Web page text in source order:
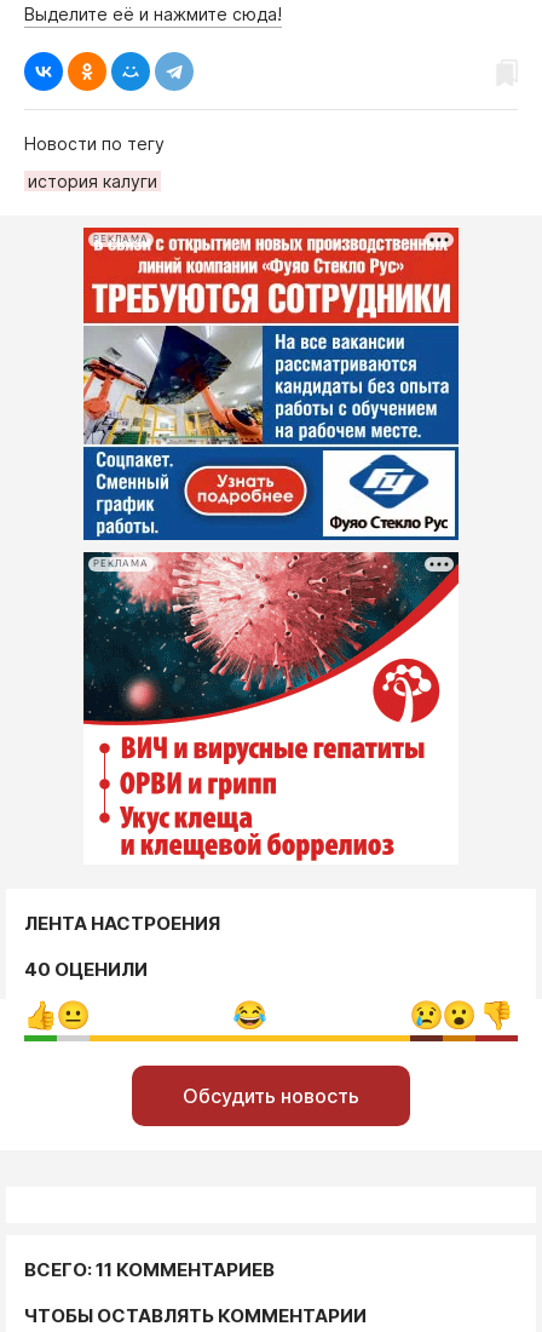
Выделите её и нажмите сюда!
Новости по тегу
история калуги
РЕКЛАМА
РЕКЛАМА
ЛЕНТА НАСТРОЕНИЯ
40 ОЦЕНИЛИ
Обсудить новость
ВСЕГО: 11 КОММЕНТАРИЕВ
ЧТОБЫ ОСТАВЛЯТЬ КОММЕНТАРИИ